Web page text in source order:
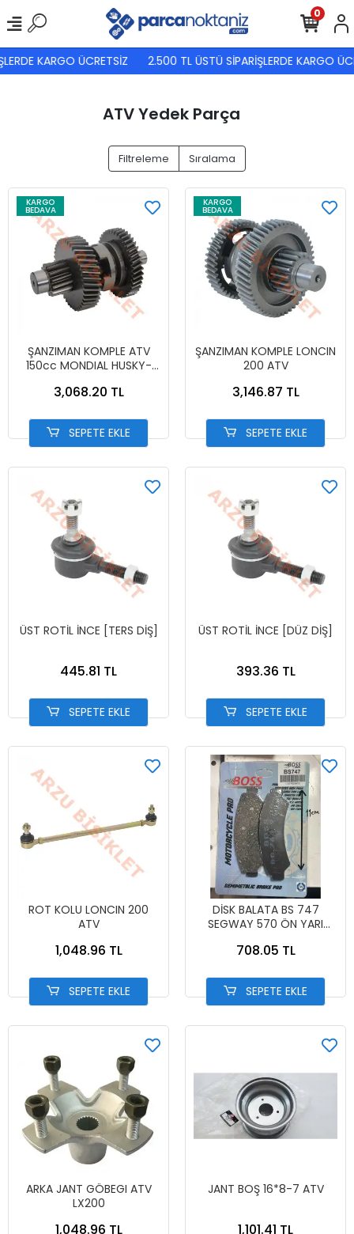
KARGO ÜCRETSİZ 2.500 TL ÜSTÜ SİPARİŞLERDE KARGO
0
ATV Yedek Parça
Filtreleme Sıralama
KARGO
BEDAVA
ŞANZIMAN KOMPLE ATV
150cc MONDIAL HUSKY-
150-KANUNI 150 U OFF
3,068.20 TL
SEPETE EKLE
KARGO
BEDAVA
ŞANZIMAN KOMPLE LONCIN
200 ATV
3,146.87 TL
SEPETE EKLE
ÜST ROTİL İNCE [TERS DİŞ]
445.81 TL
SEPETE EKLE
ÜST ROTİL İNCE [DÜZ DİŞ]
393.36 TL
SEPETE EKLE
ROT KOLU LONCIN 200
ATV
1,048.96 TL
SEPETE EKLE
DİSK BALATA BS 747
SEGWAY 570 ÖN YARI
708.05 TL
SEPETE EKLE
ARKA JANT GÖBEGI ATV
LX200
1,048.96 TL
JANT BOŞ 16*8-7 ATV
1,101.41 TL